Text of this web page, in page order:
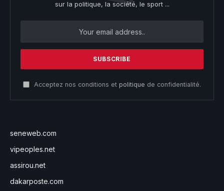
sur la politique, la société, le sport ...
Acceptez nos conditions et politique de confidentialité.
seneweb.com
vipeoples.net
assirou.net
dakarposte.com